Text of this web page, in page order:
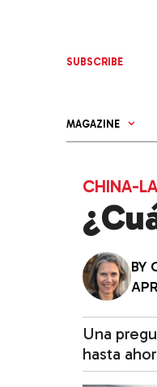
SUBSCRIBE
MAGAZINE
CHINA-
BY
Una
hasta